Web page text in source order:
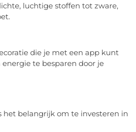
luchtige stoffen tot zware,
die je met een app kunt
te besparen door je
het belangrijk om te investeren in